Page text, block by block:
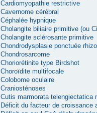
Cardiomyopathie restrictive
Cavernome cérébral
Céphalée hypnique
Cholangite biliaire primitive (ou
Cholangite sclérosante primitive
Chondrodysplasie ponctuée
Chondrosarcome
Choriorétinite type Birdshot
Choroïdite multifocale
Colobome oculaire
Craniosténoses
Cutis marmorata telengiectatica
Déficit du facteur de croissance